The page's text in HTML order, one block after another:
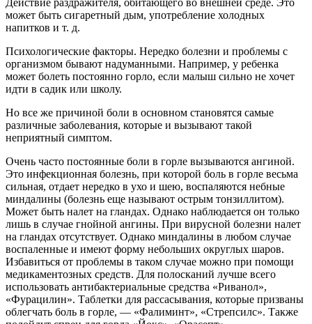
может быть сигаретный дым, употребление холодных
напитков и т. д.
Психологические факторы. Нередко болезни и проблемы с
организмом бывают надуманными. Например, у ребенка
может болеть постоянно горло, если малыш сильно не хочет
идти в садик или школу.
Но все же причиной боли в основном становятся самые
различные заболевания, которые и вызывают такой
неприятный симптом.
Очень часто постоянные боли в горле вызываются ангиной.
Это инфекционная болезнь, при которой боль в горле весьма
сильная, отдает нередко в ухо и шею, воспаляются небные
миндалины (болезнь еще называют острым тонзиллитом).
Может быть налет на гландах. Однако наблюдается он только
лишь в случае гнойной ангины. При вирусной болезни налет
на гландах отсутствует. Однако миндалины в любом случае
воспаленные и имеют форму небольших округлых шаров.
Избавиться от проблемы в таком случае можно при помощи
медикаментозных средств. Для полосканий лучше всего
использовать антибактериальные средства «Риванол»,
«Фурацилин». Таблетки для рассасывания, которые призваны
облегчать боль в горле, — «Фалиминт», «Стрепсилс». Также